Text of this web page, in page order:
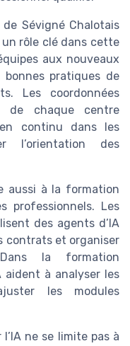
Sévigné Chalotais
rôle clé dans cette
aux nouveaux
pratiques de
Les coordonnées
de chaque centre
continu dans les
l’orientation des
aussi à la formation
professionnels. Les
des agents d’IA
contrats et organiser
la formation
aident à analyser les
les modules
ne se limite pas à